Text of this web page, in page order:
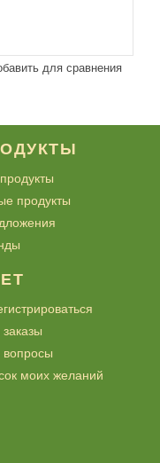
для сравнения
продукты
моих желаний